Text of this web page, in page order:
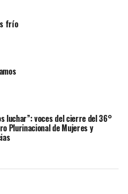
frío
luchar”: voces del cierre del 36°
Plurinacional de Mujeres y